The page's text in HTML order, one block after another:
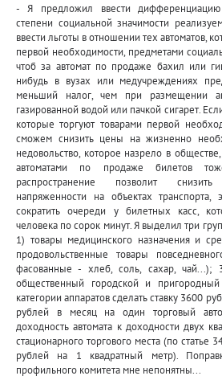
- Я предложил ввести
степени социальной значимости
ввести льготы в отношении тех автоматов,
первой необходимости, предметами
чтоб за автомат по продаже бахил или
нибудь в вузах или медучреждениях
меньший налог, чем при размещении
газированной водой или пачкой сигарет.
которые торгуют товарами первой
сможем снизить цены на жизненно
недовольство, которое назрело в
автоматами по продаже билетов
распространение позволит
напряженности на объектах
сократить очереди у билетных касс,
человека по сорок минут. Я выделил три
1) товары медицинского назначения и
продовольственные товары
фасованные - хлеб, соль, сахар,
общественный городской и
категории аппаратов сделать ставку 3600
рублей в месяц на один торговый
доходность автомата к доходности двух
стационарного торгового места (по
рублей на 1 квадратный метр).
профильного комитета мне непонятны...